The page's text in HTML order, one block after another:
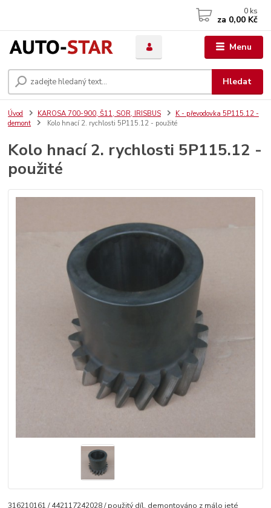
Menu
Hledat
0 ks
za 0,00 Kč
Úvod KAROSA 700-900, Š11, SOR, IRISBUS
K - převodovka 5P115.12 -
demont
Kolo hnací 2. rychlosti 5P115.12 - použité
Kolo hnací 2. rychlosti 5P115.12 -
použité
316210161 / 442117242028 / použitý díl, demontováno z málo jeté